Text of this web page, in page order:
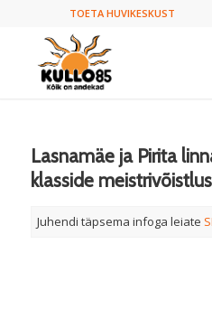
TOETA HUVIKESKUST
Lasnamäe ja Pirita
klasside
Juhendi täpsema infoga leiate